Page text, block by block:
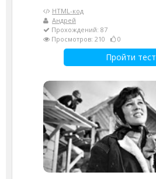
HTML-код
Андрей
Прохождений: 87
Просмотров: 210
0
Пройти тест